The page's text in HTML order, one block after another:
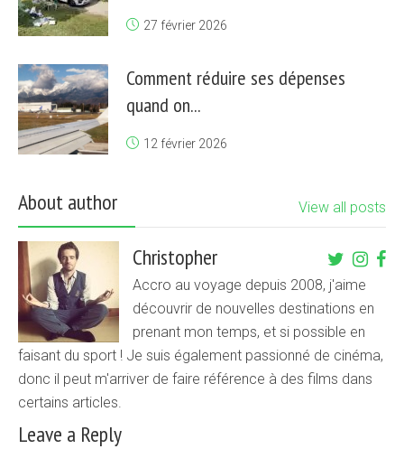
27 février 2026
Comment réduire ses dépenses
quand on...
12 février 2026
About author View all posts
Christopher
Accro au voyage depuis 2008, j'aime
découvrir de nouvelles destinations en
prenant mon temps, et si possible en
faisant du sport ! Je suis également passionné de cinéma,
donc il peut m'arriver de faire référence à des films dans
certains articles.
Leave a Reply